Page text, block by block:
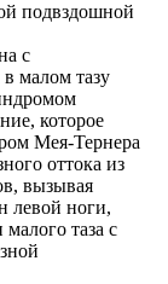
с
малом тазу
которое
Мея-Тернера
оттока из
вызывая
левой ноги,
таза с